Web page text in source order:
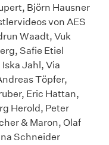
Björn Hausner
von AES
Waadt, Vuk
Safie Etiel
Jahl, Via
Töpfer,
Eric Hattan,
Herold, Peter
& Maron, Olaf
Schneider